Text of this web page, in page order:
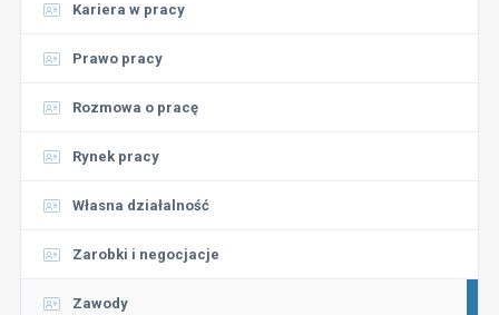
Kariera w pracy
Prawo pracy
Rozmowa o pracę
Rynek pracy
Własna działalność
Zarobki i negocjacje
Zawody